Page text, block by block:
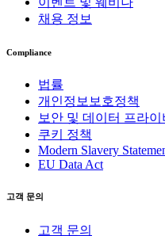
채용 정보
Compliance
법률
개인정보보호정책
보안 및 데이터 프라이
쿠키 정책
Modern Slavery
EU Data Act
고객 문의
고객 문의